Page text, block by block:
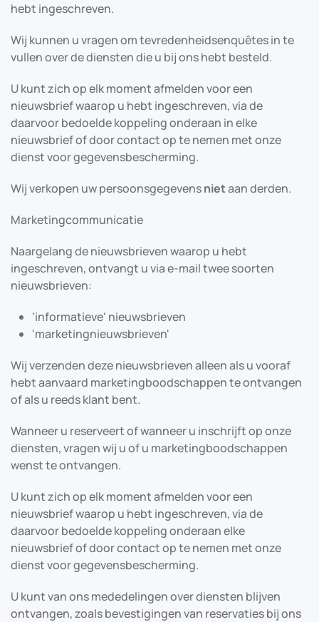
hebt ingeschreven.
Wij kunnen u vragen om tevredenheidsenquêtes in te
vullen over de diensten die u bij ons hebt besteld.
U kunt zich op elk moment afmelden voor een
nieuwsbrief waarop u hebt ingeschreven, via de
daarvoor bedoelde koppeling onderaan in elke
nieuwsbrief of door contact op te nemen met onze
dienst voor gegevensbescherming.
Wij verkopen uw persoonsgegevensnietaan derden.
Marketingcommunicatie
Naargelang de nieuwsbrieven waarop u hebt
ingeschreven, ontvangt u via e-mail twee soorten
nieuwsbrieven:
'informatieve' nieuwsbrieven
'marketingnieuwsbrieven'
Wij verzenden deze nieuwsbrieven alleen als u vooraf
hebt aanvaard marketingboodschappen te ontvangen
of als u reeds klant bent.
Wanneer u reserveert of wanneer u inschrijft op onze
diensten, vragen wij u of u marketingboodschappen
wenst te ontvangen.
U kunt zich op elk moment afmelden voor een
nieuwsbrief waarop u hebt ingeschreven, via de
daarvoor bedoelde koppeling onderaan elke
nieuwsbrief of door contact op te nemen met onze
dienst voor gegevensbescherming.
U kunt van ons mededelingen over diensten blijven
ontvangen, zoals bevestigingen van reservaties bij ons